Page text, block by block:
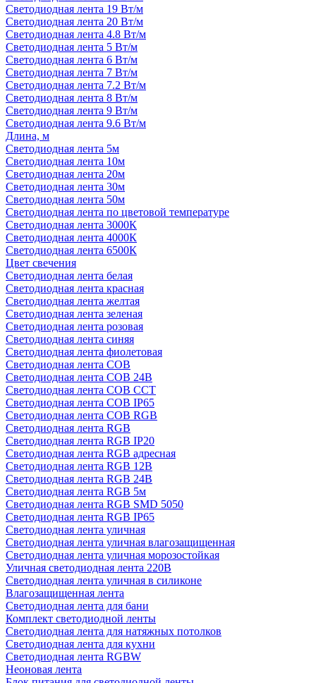
Светодиодная лента 19 Вт/м
Светодиодная лента 20 Вт/м
Светодиодная лента 4.8 Вт/м
Светодиодная лента 5 Вт/м
Светодиодная лента 6 Вт/м
Светодиодная лента 7 Вт/м
Светодиодная лента 7.2 Вт/м
Светодиодная лента 8 Вт/м
Светодиодная лента 9 Вт/м
Светодиодная лента 9.6 Вт/м
Длина, м
Светодиодная лента 5м
Светодиодная лента 10м
Светодиодная лента 20м
Светодиодная лента 30м
Светодиодная лента 50м
Светодиодная лента по цветовой температуре
Светодиодная лента 3000К
Светодиодная лента 4000К
Светодиодная лента 6500К
Цвет свечения
Светодиодная лента белая
Светодиодная лента красная
Светодиодная лента желтая
Светодиодная лента зеленая
Светодиодная лента розовая
Светодиодная лента синяя
Светодиодная лента фиолетовая
Светодиодная лента COB
Светодиодная лента COB 24В
Светодиодная лента COB CCT
Светодиодная лента COB IP65
Светодиодная лента COB RGB
Светодиодная лента RGB
Светодиодная лента RGB IP20
Светодиодная лента RGB адресная
Светодиодная лента RGB 12В
Светодиодная лента RGB 24В
Светодиодная лента RGB 5м
Светодиодная лента RGB SMD 5050
Светодиодная лента RGB IP65
Светодиодная лента уличная
Светодиодная лента уличная влагозащищенная
Светодиодная лента уличная морозостойкая
Уличная светодиодная лента 220В
Светодиодная лента уличная в силиконе
Влагозащищенная лента
Светодиодная лента для бани
Комплект светодиодной ленты
Светодиодная лента для натяжных потолков
Светодиодная лента для кухни
Светодиодная лента RGBW
Неоновая лента